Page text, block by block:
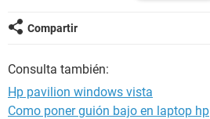
Compartir
Consulta también:
Hp pavilion windows vista
Como poner guión bajo en laptop hp